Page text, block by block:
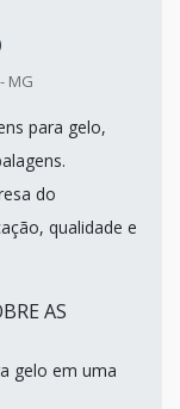
MG
para gelo,
do
qualidade e
AS
gelo em uma